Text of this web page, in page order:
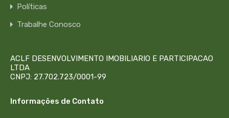
Políticas
Trabalhe Conosco
ACLF DESENVOLVIMENTO IMOBILIARIO E PARTICIPACAO
LTDA
CNPJ: 27.702.723/0001-99
Informações de Contato